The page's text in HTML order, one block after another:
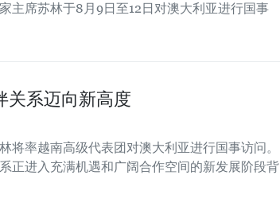
主席苏林于8月9日至12日对澳大利亚进行国事
关系迈向新高度
将率越南高级代表团对澳大利亚进行国事访问。
正进入充满机遇和广阔合作空间的新发展阶段背